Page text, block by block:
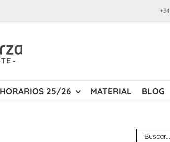
HORARIOS 25/26 MATERIAL BLOG
Buscar: